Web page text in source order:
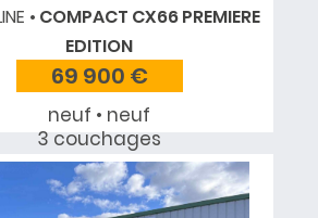
COMPACT CX66 PREMIERE
EDITION
69 900 €
neuf • neuf
3 couchages